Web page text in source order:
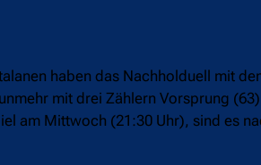
haben das Nachholduell mit
mit drei Zählern Vorsprung
am Mittwoch (21:30 Uhr), sind es